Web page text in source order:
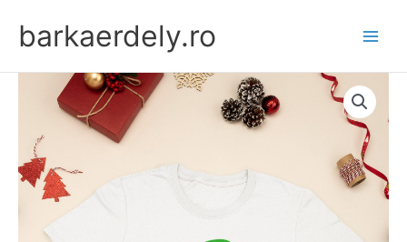
contentbarkaerdely.ro